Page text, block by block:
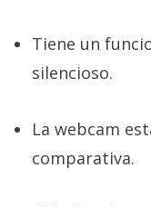
Tiene un
silencioso.
La webcam
comparativa.